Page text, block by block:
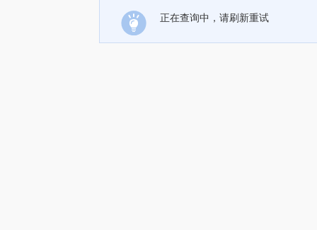
正在查询中，请刷新重试